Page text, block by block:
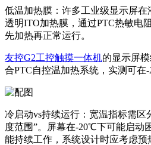
低温加热膜：许多工业级显示屏在
透明ITO加热膜，通过PTC热敏电
先加热再正常运行。
友控G2工控触摸一体机的显示屏
合PTC自控温加热系统，实测可在
冷启动vs持续运行：宽温指标需区
度范围”。屏幕在-20℃下可能启动
能持续工作，系统设计时应考虑预